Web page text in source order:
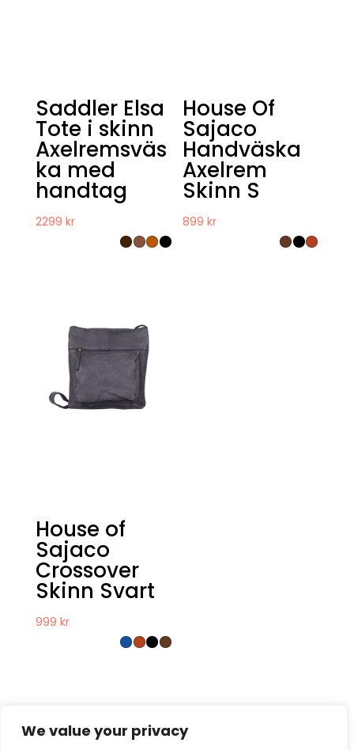
We value your privacy
Saddler Elsa
Tote i skinn
Axelremsväs
ka med
handtag
2299 kr
House Of
Sajaco
Handväska
Axelrem
Skinn S
899kr
House of
Sajaco
Crossover
Skinn Svart
999 kr